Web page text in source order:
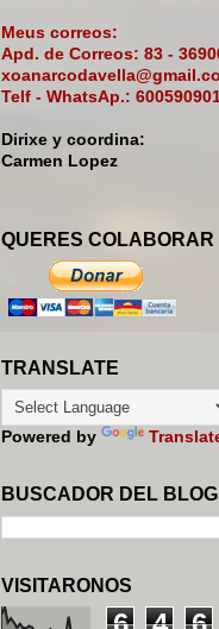
Meus correos:
Apd. de Correos: 83 -
Telf - WhatsAp.:
Dirixe y coordina:
Carmen Lopez
QUERES COLABORAR
TRANSLATE
Powered by
BUSCADOR DEL BLOG
VISITARONOS